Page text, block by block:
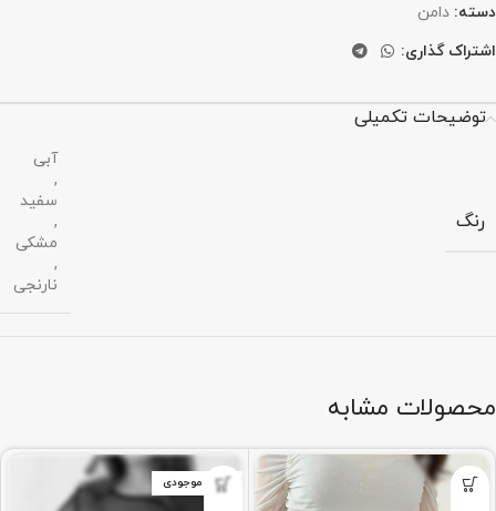
دسته: دامن
اشتراک گذاری:
توضیحات تکمیلی
رنگ
آبی
,
سفید
,
مشکی
,
نارنجی
محصولات مشابه
اتمام موجودی